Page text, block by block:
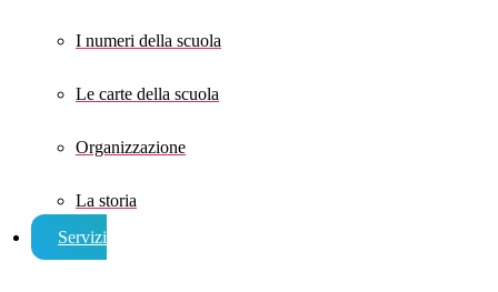
I numeri della scuola
Le carte della scuola
Organizzazione
La storia
Servizi